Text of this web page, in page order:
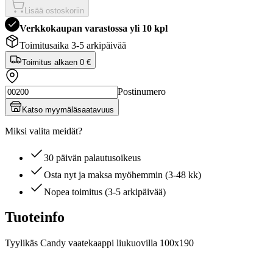
Lisää ostoskoriin
Verkkokaupan varastossa yli 10 kpl
Toimitusaika 3-5 arkipäivää
Toimitus alkaen 0 €
Postinumero
Katso myymäläsaatavuus
Miksi valita meidät?
30 päivän palautusoikeus
Osta nyt ja maksa myöhemmin (3-48 kk)
Nopea toimitus (3-5 arkipäivää)
Tuoteinfo
Tyylikäs Candy vaatekaappi liukuovilla 100x190